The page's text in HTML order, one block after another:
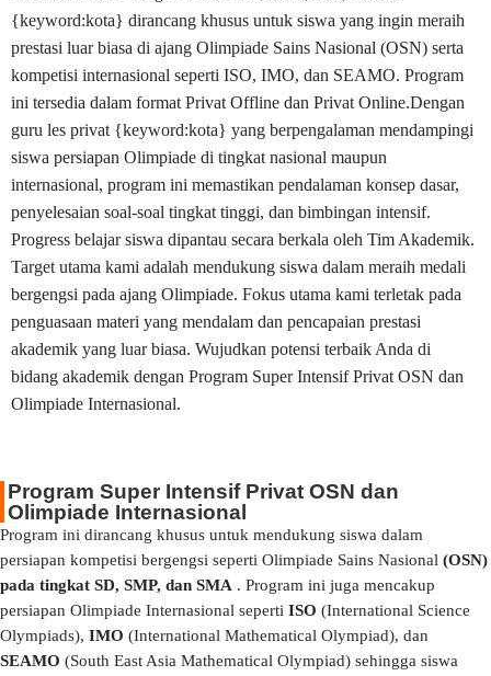
{keyword:kota} dirancang khusus untuk siswa yang ingin meraih
prestasi luar biasa di ajang Olimpiade Sains Nasional (OSN) serta
kompetisi internasional seperti ISO, IMO, dan SEAMO. Program
ini tersedia dalam format Privat Offline dan Privat Online.Dengan
guru les privat {keyword:kota} yang berpengalaman mendampingi
siswa persiapan Olimpiade di tingkat nasional maupun
internasional, program ini memastikan pendalaman konsep dasar,
penyelesaian soal-soal tingkat tinggi, dan bimbingan intensif.
Progress belajar siswa dipantau secara berkala oleh Tim Akademik.
Target utama kami adalah mendukung siswa dalam meraih medali
bergengsi pada ajang Olimpiade. Fokus utama kami terletak pada
penguasaan materi yang mendalam dan pencapaian prestasi
akademik yang luar biasa. Wujudkan potensi terbaik Anda di
bidang akademik dengan Program Super Intensif Privat OSN dan
Olimpiade Internasional.
Program Super Intensif Privat OSN dan
Olimpiade Internasional
Program ini dirancang khusus untuk mendukung siswa dalam
persiapan kompetisi bergengsi seperti Olimpiade Sains Nasional (OSN)
pada tingkat SD, SMP, dan SMA . Program ini juga mencakup
persiapan Olimpiade Internasional seperti ISO (International Science
Olympiads), IMO (International Mathematical Olympiad), dan
SEAMO (South East Asia Mathematical Olympiad) sehingga siswa